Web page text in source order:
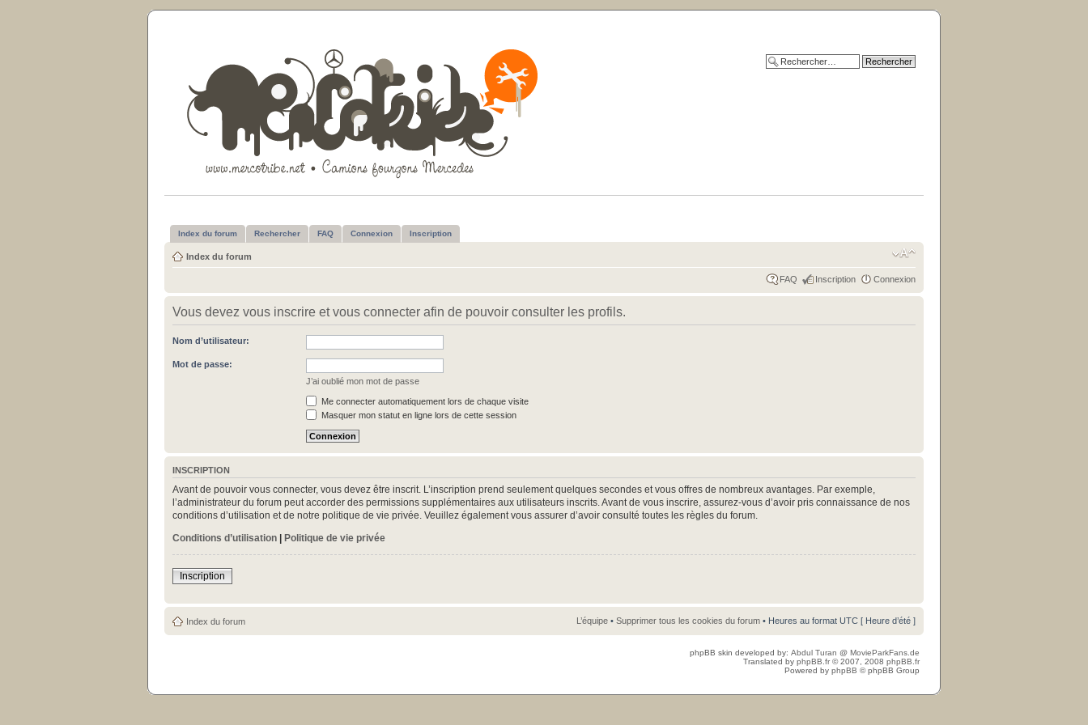
Index du forum Rechercher FAQ Connexion Inscription
Index du forum
FAQ Inscription Connexion
Vous devez vous inscrire et vous connecter afin de pouvoir consulter les profils.
Nom d’utilisateur:
Mot de passe:
J’ai oublié mon mot de passe
Me connecter automatiquement lors de chaque visite
Masquer mon statut en ligne lors de cette session
INSCRIPTION
Avant de pouvoir vous connecter, vous devez être inscrit. L’inscription prend seulement quelques secondes et vous offres de nombreux avantages. Par exemple,
l’administrateur du forum peut accorder des permissions supplémentaires aux utilisateurs inscrits. Avant de vous inscrire, assurez-vous d’avoir pris connaissance de nos
conditions d’utilisation et de notre politique de vie privée. Veuillez également vous assurer d’avoir consulté toutes les règles du forum.
Conditions d’utilisation | Politique de vie privée
Inscription
Index du forum L’équipe • Supprimer tous les cookies du forum • Heures au format UTC [ Heure d’été ]
phpBB skin developed by: Abdul Turan @ MovieParkFans.de
Translated by phpBB.fr © 2007, 2008 phpBB.fr
Powered by phpBB © phpBB Group